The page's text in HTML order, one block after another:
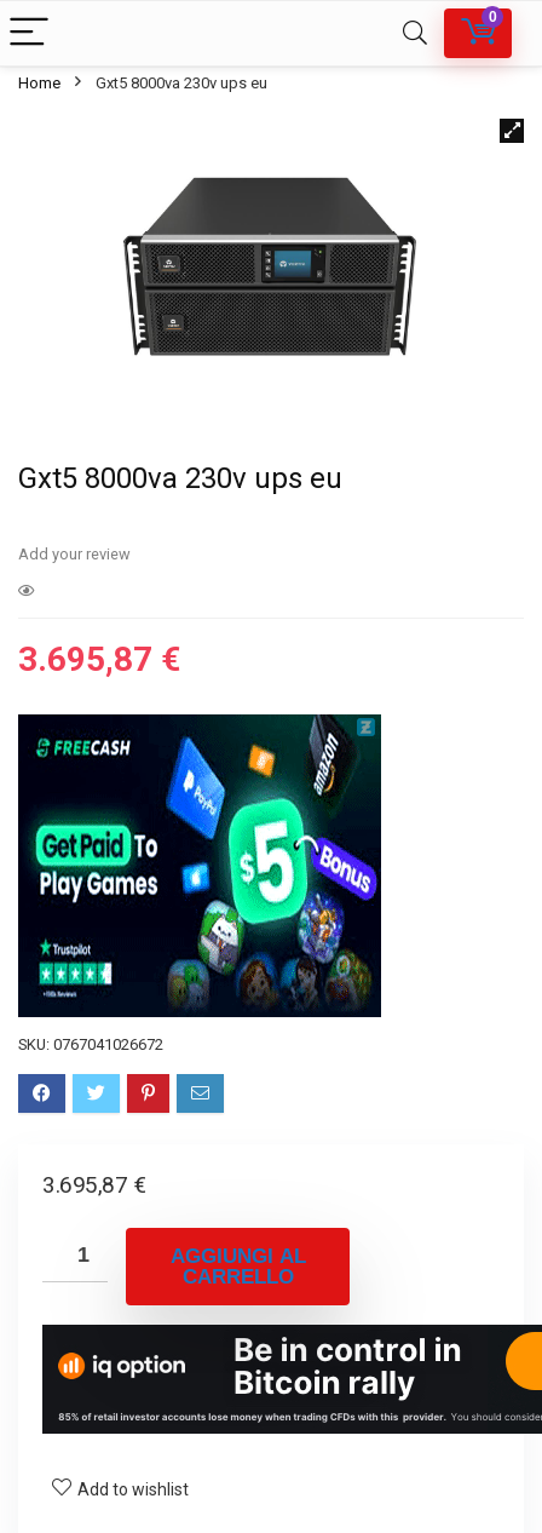
0
Home Gxt5 8000va 230v ups eu
Gxt5 8000va 230v ups eu
Add your review
3.695,87 €
SKU: 0767041026672
3.695,87 €
AGGIUNGI AL
CARRELLO
Add to wishlist